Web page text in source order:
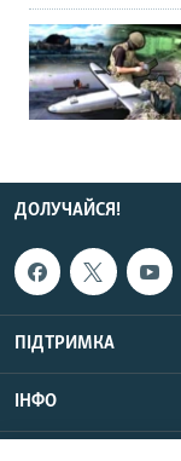
ДОЛУЧАЙСЯ!
ПІДТРИМКА
ІНФО